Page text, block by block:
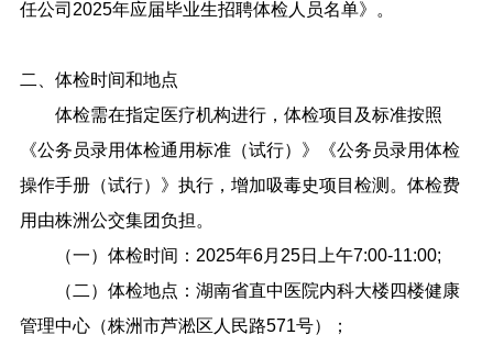
任公司2025年应届毕业生招聘体检人员名单》。
二、体检时间和地点
体检需在指定医疗机构进行，体检项目及标准按照
《公务员录用体检通用标准（试行）》《公务员录用体检
操作手册（试行）》执行，增加吸毒史项目检测。体检费
用由株洲公交集团负担。
（一）体检时间：2025年6月25日上午7:00-11:00;
（二）体检地点：湖南省直中医院内科大楼四楼健康
管理中心（株洲市芦淞区人民路571号）；